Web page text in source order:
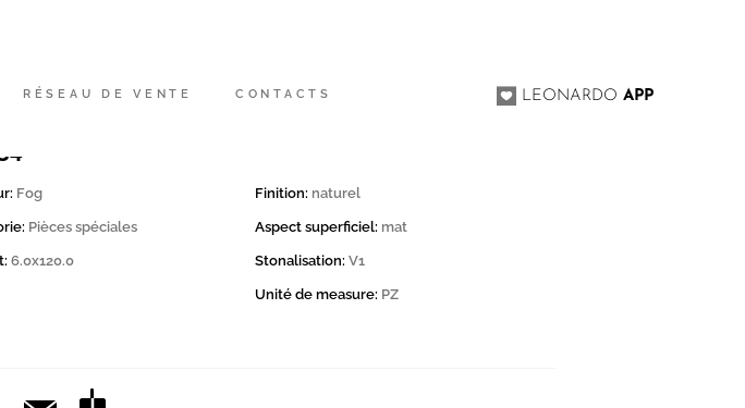
RÉSEAU DE VENTE CONTACTS LEONARDOAPP
Fog
Pièces spéciales
6.0x120.0
Finition: naturel
Aspect superficiel: mat
Stonalisation: V1
Unité de measure: PZ